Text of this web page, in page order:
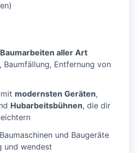
Baumarbeiten aller Art
Baumfällung, Entfernung von
modernsten Geräten,
Hubarbeitsbühnen, die dir
und Baugeräte
und wendest